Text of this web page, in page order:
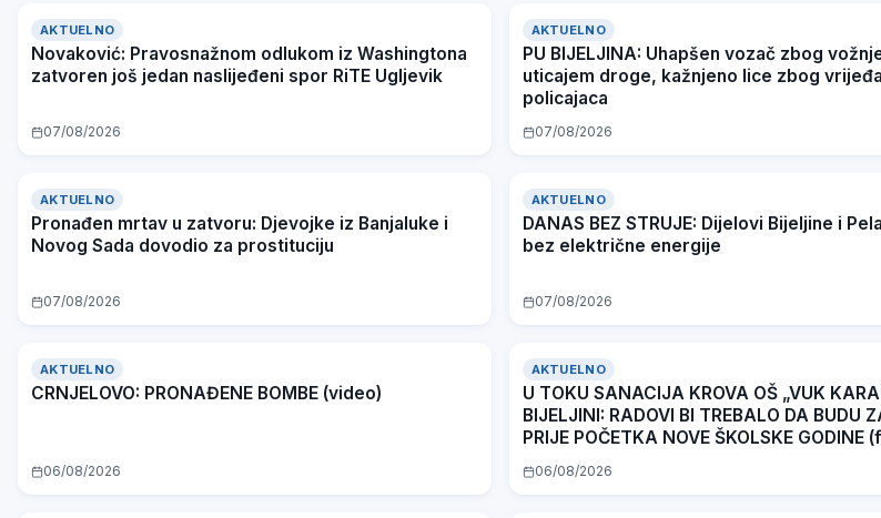
AKTUELNO
Novaković: Pravosnažnom odlukom iz Washingtona
zatvoren još jedan naslijeđeni spor RiTE Ugljevik
07/08/2026
AKTUELNO
PU BIJELJINA: Uhapšen vozač zbog
uticajem droge, kažnjeno lice zbog
policajaca
07/08/2026
AKTUELNO
Pronađen mrtav u zatvoru: Djevojke iz Banjaluke i
Novog Sada dovodio za prostituciju
07/08/2026
AKTUELNO
DANAS BEZ STRUJE: Dijelovi Bijeljine i
bez električne energije
07/08/2026
VIDEO
AKTUELNO
CRNJELOVO: PRONAĐENE BOMBE (video)
06/08/2026
AKTUELNO
U TOKU SANACIJA KROVA OŠ „VUK
BIJELJINI: RADOVI BI TREBALO DA BUDU
PRIJE POČETKA NOVE ŠKOLSKE GODINE
06/08/2026